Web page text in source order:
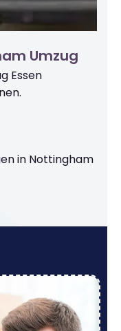
Umzug
Essen
in Nottingham